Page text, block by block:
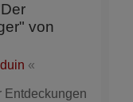
von
«
Entdeckungen